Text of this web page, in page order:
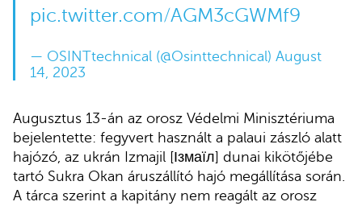
pic.twitter.com/AGM3cGWMf9
— OSINTtechnical (@Osinttechnical) August
14, 2023
Augusztus 13-án az orosz Védelmi Minisztériuma
bejelentette: fegyvert használt a palaui zászló alatt
hajózó, az ukrán Izmajil [Ізмаїл] dunai kikötőjébe
tartó Sukra Okan áruszállító hajó megállítása során.
A tárca szerint a kapitány nem reagált az orosz